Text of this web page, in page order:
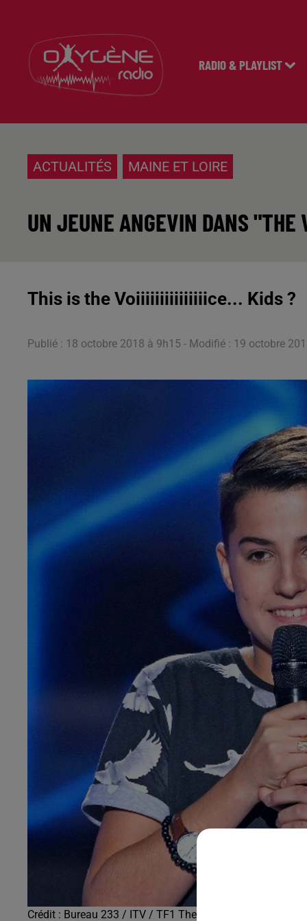
RADIO & PLAYLIST
ACTUALITÉS MAINE ET LOIRE
UN JEUNE ANGEVIN DANS "THE
This is the Voiiiiiiiiiiiiiiice... Kids ?
Publié : 18 octobre 2018 à 9h15 - Modifié : 19 octobre
Crédit : Bureau 233 / ITV / TF1 The Voice Kids saison 5